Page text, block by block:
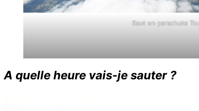
Saut en parachute
A quelle heure vais-je sauter ?